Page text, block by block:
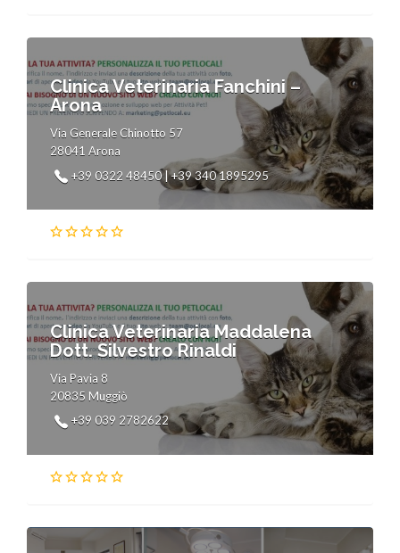
Clinica Veterinaria Fanchini –
Arona
Via Generale Chinotto 57
28041 Arona
+39 0322 48450 | +39 340 1895295
Clinica Veterinaria Maddalena
Dott. Silvestro Rinaldi
Via Pavia 8
20835 Muggiò
+39 039 2782622